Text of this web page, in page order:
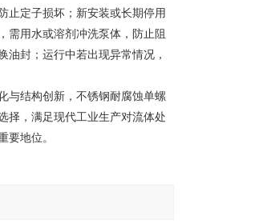
止定子损坏；新安装或长期停用
需用水或溶剂冲洗泵体，防止阻
封；运行中若出现异常情况，
与结构创新，不锈钢耐腐蚀单螺
择，满足现代工业生产对流体处
要地位。